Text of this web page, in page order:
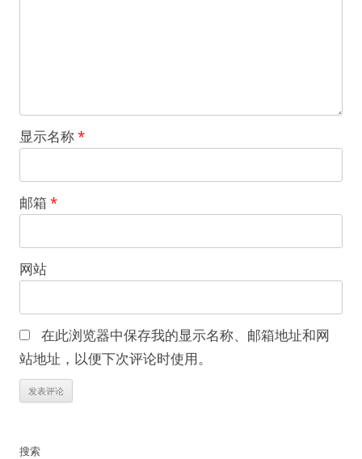
显示名称*
邮箱 *
网站
在此浏览器中保存我的显示名称、邮箱地址和网
站地址，以便下次评论时使用。
搜索